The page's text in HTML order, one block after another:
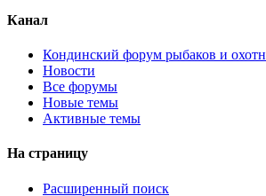
Канал
Кондинский форум рыбаков и
Новости
Все форумы
Новые темы
Активные темы
На страницу
Расширенный поиск